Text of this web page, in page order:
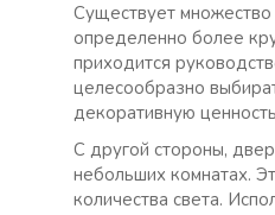
Существует
определенно более
приходится
целесообразно
декоративную
С другой стороны,
небольших комнатах.
количества света.